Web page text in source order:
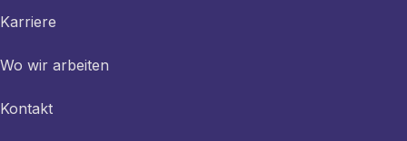
Karriere
Wo wir arbeiten
Kontakt